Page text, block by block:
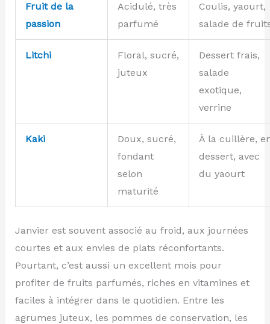
Fruit de la
passion
Acidulé, très
parfumé
Coulis, yaourt,
salade de
Litchi
Floral, sucré,
juteux
Dessert frais,
salade
exotique,
verrine
Kaki
Doux, sucré,
fondant
selon
maturité
À la cuillère,
dessert, avec
du yaourt
Janvier est souvent associé au froid, aux journées
courtes et aux envies de plats réconfortants.
Pourtant, c’est aussi un excellent mois pour
profiter de fruits parfumés, riches en vitamines et
faciles à intégrer dans le quotidien. Entre les
agrumes juteux, les pommes de conservation, les